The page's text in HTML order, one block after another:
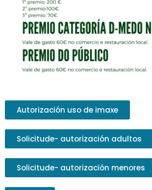
Autorización uso de imaxe
Solicitude- autorización adultos
Solicitude- autorización menores